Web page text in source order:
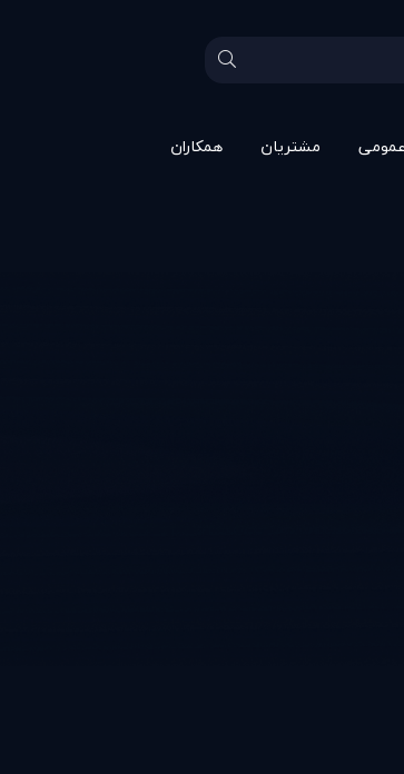
مشتريان همکاران